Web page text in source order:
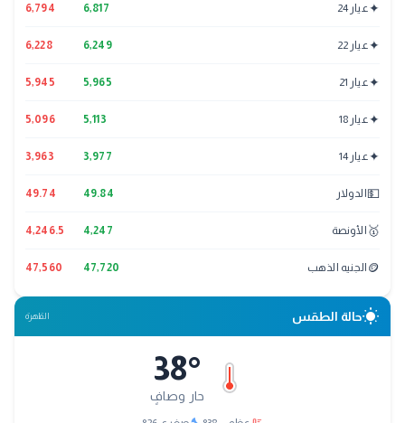
✦عيار 24 6,817
6,794
✦عيار 22 6,249
6,228
✦عيار 21 5,965
5,945
✦عيار 18 5,113
5,096
✦عيار 14 3,977
3,963
💵 الدولار 49.84
49.74
🥇 الأونصة 4,247
4,246.5
🪙 الجنيه الذهب 47,720
47,560
wb_sunnyحالة الطقس القاهرة
38°
حار وصافٍ